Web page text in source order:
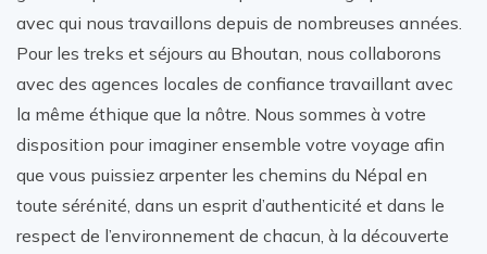
avec qui nous travaillons depuis de nombreuses années.
Pour les treks et séjours au Bhoutan, nous collaborons
avec des agences locales de confiance travaillant avec
la même éthique que la nôtre. Nous sommes à votre
disposition pour imaginer ensemble votre voyage afin
que vous puissiez arpenter les chemins du Népal en
toute sérénité, dans un esprit d’authenticité et dans le
respect de l’environnement de chacun, à la découverte